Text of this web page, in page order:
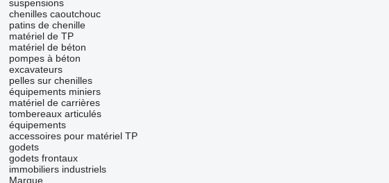
suspensions
chenilles caoutchouc
patins de chenille
matériel de TP
matériel de béton
pompes à béton
excavateurs
pelles sur chenilles
équipements miniers
matériel de carrières
tombereaux articulés
équipements
accessoires pour matériel TP
godets
godets frontaux
immobiliers industriels
Marque